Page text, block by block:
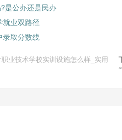
是公办还是民办
就业双路径
录取分数线
业技术学校实训设施怎么样_实用